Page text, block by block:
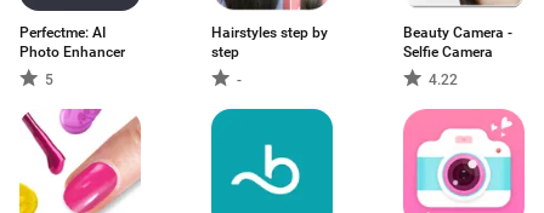
Perfectme: AI
Photo Enhancer
5
Hairstyles step by
step
-
Beauty Camera -
Selfie Camera
4.22